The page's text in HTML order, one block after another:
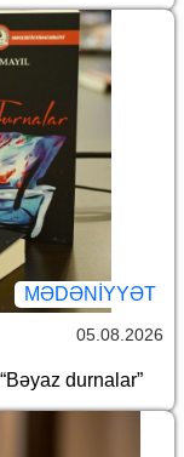
MƏDƏNIYYƏT
05.08.2026
durnalar”